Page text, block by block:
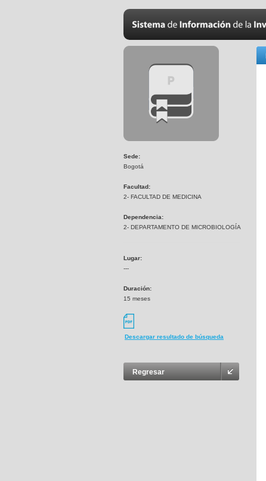
Sede:
Bogotá
Facultad:
2- FACULTAD DE MEDICINA
Dependencia:
2- DEPARTAMENTO DE MICROBIOLOGÍA
Lugar:
---
Duración:
15 meses
Descargar resultado de búsqueda
Regresar